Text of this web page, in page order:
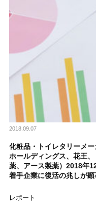
2018.09.07
化粧品・トイレタリーメ
ホールディングス、花王
薬、アース製薬）2018年
着手企業に復活の兆しが顕
レポート